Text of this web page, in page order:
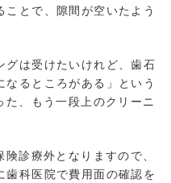
とで、隙間が空いたよう
グは受けたいけれど、歯石
るところがある」という
、もう一段上のクリーニ
診療外となりますので、
歯科医院で費用面の確認を